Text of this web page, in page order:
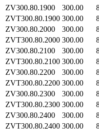
ZV300.80.1900
300.00
ZVT300.80.1900 300.00
ZV300.80.2000
300.00
ZVT300.80.2000 300.00
ZV300.80.2100
300.00
ZVT300.80.2100 300.00
ZV300.80.2200
300.00
ZVT300.80.2200 300.00
ZV300.80.2300
300.00
ZVT300.80.2300 300.00
ZV300.80.2400
300.00
ZVT300.80.2400 300.00